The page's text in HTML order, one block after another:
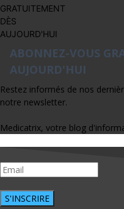
ABONNEZ-VOUS
AUJOURD'HUI
Restez informés de nos
notre newsletter.
Medicatrix, votre blog
S'INSCRIRE